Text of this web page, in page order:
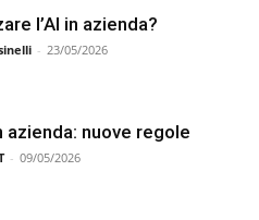
l’AI in azienda?
- 23/05/2026
azienda: nuove regole
- 09/05/2026